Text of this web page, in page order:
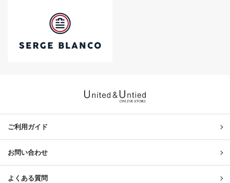
ご利用ガイド
お問い合わせ
よくある質問